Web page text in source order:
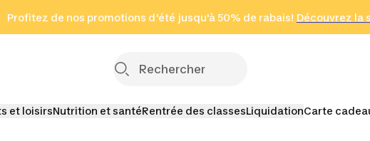
pied de page
Profitez de nos promotions d'été jusqu'à 50% de rabais! Découvrez la
Cliquez ici
en seulement 2
(Zones sélectionnées)
et loisirsNutrition et santéRentrée des classesLiquidationCarte